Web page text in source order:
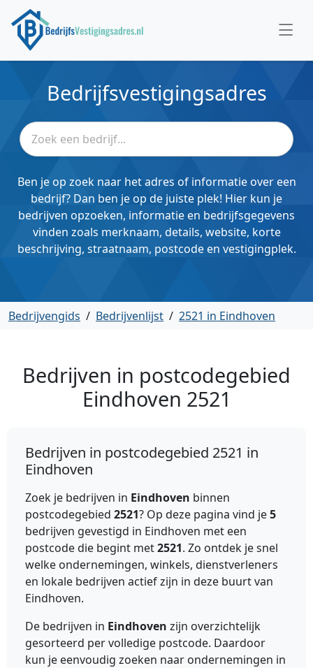
Bedrijfsvestigingsadres
Ben je op zoek naar het adres of informatie over een
bedrijf? Dan ben je op de juiste plek! Hier kun je
bedrijven opzoeken, informatie en bedrijfsgegevens
vinden zoals merknaam, details, website, korte
beschrijving, straatnaam, postcode en vestigingplek.
Bedrijvengids / Bedrijvenlijst / 2521 in Eindhoven
Bedrijven in postcodegebied
Eindhoven 2521
Bedrijven in postcodegebied 2521 in
Eindhoven
Zoek je bedrijven in Eindhoven binnen
postcodegebied 2521? Op deze pagina vind je5
bedrijven gevestigd in Eindhoven met een
postcode die begint met2521. Zo ontdek je snel
welke ondernemingen, winkels, dienstverleners
en lokale bedrijven actief zijn in deze buurt van
Eindhoven.
De bedrijven in Eindhoven zijn overzichtelijk
gesorteerd per volledige postcode. Daardoor
kun je eenvoudig zoeken naar ondernemingen in